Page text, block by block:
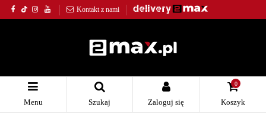
Kontakt z nami
Menu Szukaj Zaloguj się
0
Koszyk